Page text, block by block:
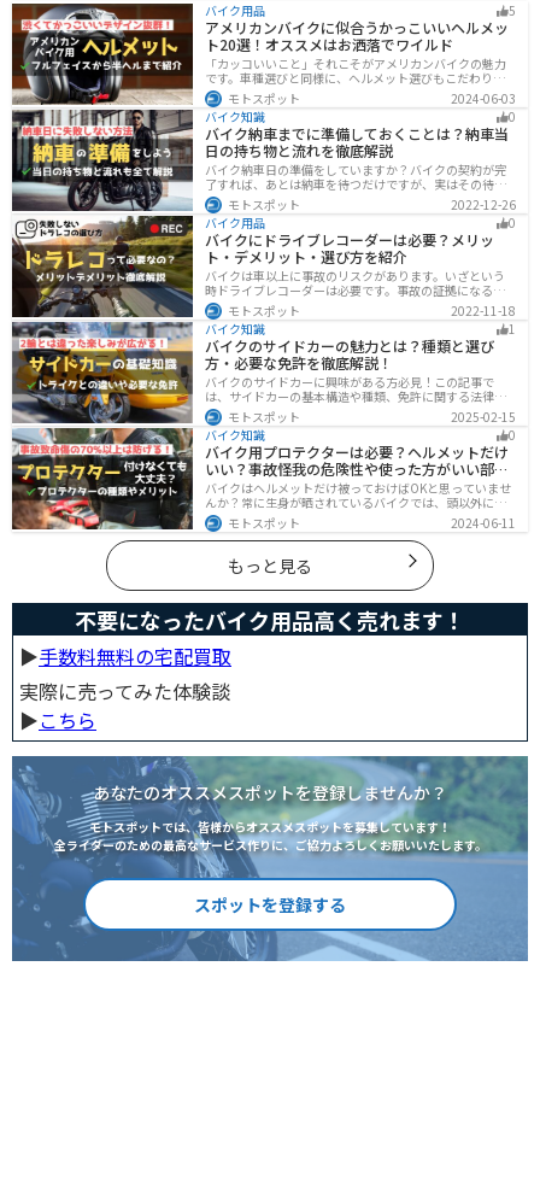
バイク用品 5
アメリカンバイクに似合うかっこいいヘルメッ
ト20選！オススメはお洒落でワイルド
「カッコいいこと」それこそがアメリカンバイクの魅力
です。車種選びと同様に、ヘルメット選びもこだわりた
いところですよね。アメリカンバイクの魅力をもっと引
き立ててくれるオススメのヘルメットを紹介します。
モトスポット
2024-06-03
バイク知識
0
バイク納車までに準備しておくことは？納車当
日の持ち物と流れを徹底解説
バイク納車日の準備をしていますか？バイクの契約が完
了すれば、あとは納車を待つだけですが、実はその待っ
ている間に準備しておくことはたくさんあります。納車
当日に慌てずに済むよう、しっかり確認して準備してお
きましょう。
モトスポット
2022-12-26
バイク用品
0
バイクにドライブレコーダーは必要？メリッ
ト・デメリット・選び方を紹介
バイクは車以上に事故のリスクがあります。いざという
時ドライブレコーダーは必要です。事故の証拠になるの
はもちろん、ツーリングの記録など多数のメリットがあ
ります。ドライブレコーダーのメリットデメリット、選
び方についてまとめました。付けようか悩んでいる人は
参考にしてください。
モトスポット
2022-11-18
バイク知識
1
バイクのサイドカーの魅力とは？種類と選び
方・必要な免許を徹底解説！
バイクのサイドカーに興味がある方必見！この記事で
は、サイドカーの基本構造や種類、免許に関する法律、
メンテナンス方法を解説しています。実は、サイドカー
は法律上、二輪車として扱われるため、排気量に応じた
二輪免許が必要です。この記事を読めば、サイドカーの
正しい楽しみ方がわかります。
モトスポット
2025-02-15
バイク知識
0
バイク用プロテクターは必要？ヘルメットだけ
いい？事故怪我の危険性や使った方がいい部位
も解説
バイクはヘルメットだけ被っておけばOKと思っていませ
んか？常に生身が晒されているバイクでは、頭以外にも
胸・背中・脚・腕など怪我のリスクが非常に高いです。
プロテクターをちゃんと付けていれば事故の致命傷の7
0%は防げると言われています。安全にバイクに乗るため
にプロテクターの種類やつけた方が良い部位などをまと
めました。
モトスポット 2024-06-11
もっと見る
不要になったバイク用品高く売れます！
▶︎手数料無料の宅配買取
実際に売ってみた体験談
▶︎こちら
あなたのオススメスポットを登録しませんか？
モトスポットでは、皆様からオススメスポットを募集しています！
全ライダーのための最高なサービス作りに、ご協力よろしくお願いいたします。
スポットを登録する